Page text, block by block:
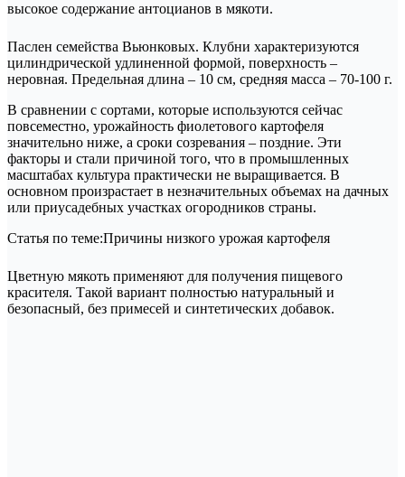
высокое содержание антоцианов в мякоти.
Паслен семейства Вьюнковых. Клубни характеризуются
цилиндрической удлиненной формой, поверхность –
неровная. Предельная длина – 10 см, средняя масса – 70-100 г.
В сравнении с сортами, которые используются сейчас
повсеместно, урожайность фиолетового картофеля
значительно ниже, а сроки созревания – поздние. Эти
факторы и стали причиной того, что в промышленных
масштабах культура практически не выращивается. В
основном произрастает в незначительных объемах на дачных
или приусадебных участках огородников страны.
Статья по теме:Причины низкого урожая картофеля
Цветную мякоть применяют для получения пищевого
красителя. Такой вариант полностью натуральный и
безопасный, без примесей и синтетических добавок.